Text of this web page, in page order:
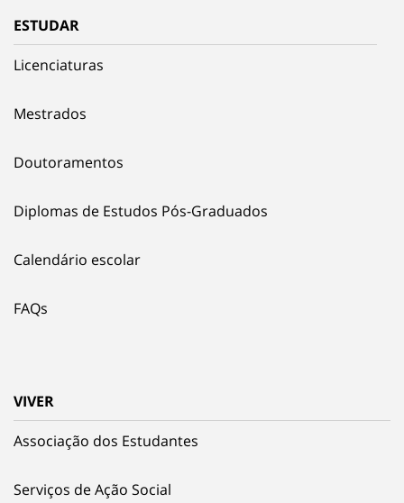
ESTUDAR
Licenciaturas
Mestrados
Doutoramentos
Diplomas de Estudos Pós-Graduados
Calendário escolar
FAQs
VIVER
Associação dos Estudantes
Serviços de Ação Social